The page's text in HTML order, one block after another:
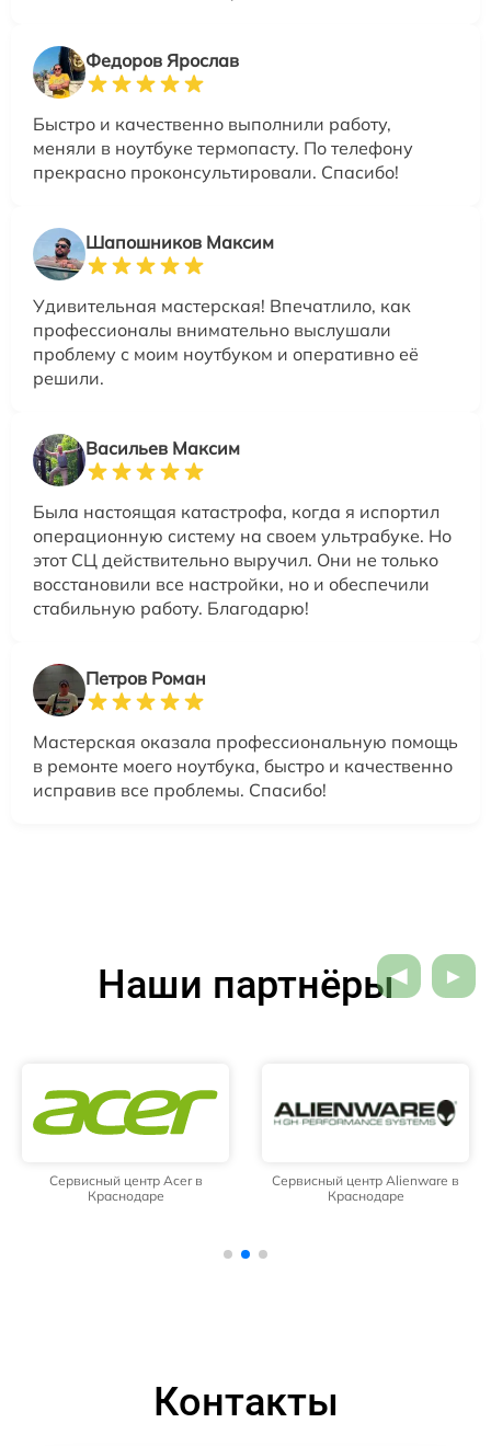
Федоров Ярослав
Быстро и качественно выполнили работу,
меняли в ноутбуке термопасту. По телефону
прекрасно проконсультировали. Спасибо!
Шапошников Максим
Удивительная мастерская! Впечатлило, как
профессионалы внимательно выслушали
проблему с моим ноутбуком и оперативно её
решили.
Васильев Максим
Была настоящая катастрофа, когда я испортил
операционную систему на своем ультрабуке. Но
этот СЦ действительно выручил. Они не только
восстановили все настройки, но и обеспечили
стабильную работу. Благодарю!
Петров Роман
Мастерская оказала профессиональную помощь
в ремонте моего ноутбука, быстро и качественно
исправив все проблемы. Спасибо!
Наши партнёры
Сервисный центр Acer в
Краснодаре
Сервисный центр Alienware в
Краснодаре
Контакты